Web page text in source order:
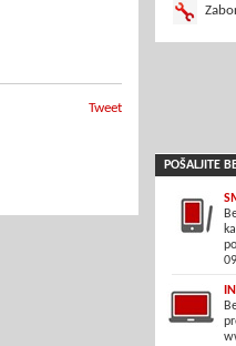
Tweet
POŠALJITE